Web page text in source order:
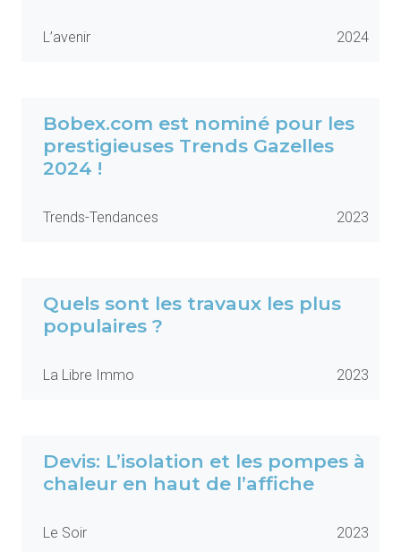
L’avenir 2024
Bobex.com est nominé pour les
prestigieuses Trends Gazelles
2024 !
Trends-Tendances 2023
Quels sont les travaux les plus
populaires ?
La Libre Immo 2023
Devis: L’isolation et les pompes à
chaleur en haut de l’affiche
Le Soir 2023